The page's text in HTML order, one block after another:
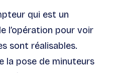
qui est un
l’opération pour voir
sont réalisables.
la pose de minuteurs